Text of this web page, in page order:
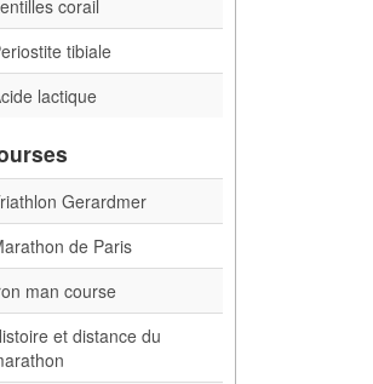
corail
tibiale
lactique
Gerardmer
de Paris
man course
et distance du